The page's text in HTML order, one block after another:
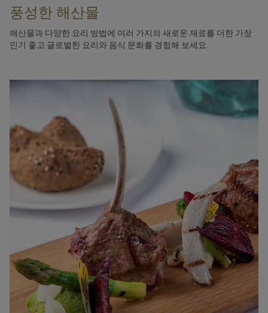
풍성한 해산물
해산물과 다양한 요리 방법에 여러 가지의 새로운 재료를 더한 가장
인기 좋고 글로벌한 요리와 음식 문화를 경험해 보세요.